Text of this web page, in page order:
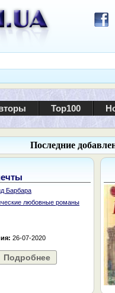
Top100
Последние
Барбара
любовные романы
26-07-2020
Подробнее